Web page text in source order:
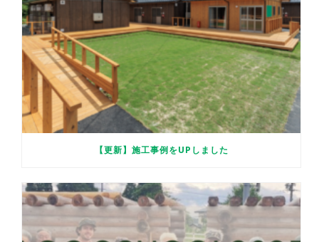
【更新】施工事例をUPしました